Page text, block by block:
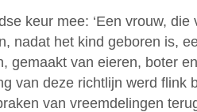
keur mee: ‘Een vrouw,
nadat het kind geboren is,
gemaakt van eieren, boter
van deze richtlijn werd flink
van vreemdelingen